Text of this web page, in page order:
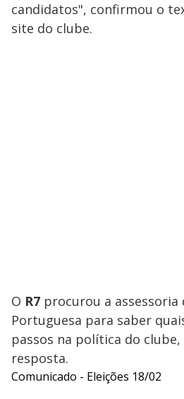
candidatos", confirmou o
site do clube.
O R7 procurou a assessoria
Portuguesa para saber
passos na política do
resposta.
Comunicado - Eleições 18/02